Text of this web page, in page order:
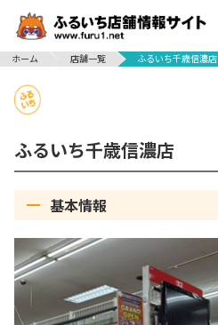
ホーム
店舗一覧 ふるいち千歳信濃店
ふるいち千歳信濃店
基本情報